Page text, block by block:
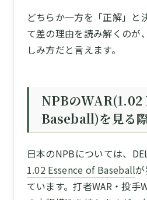
どちらか一方を「正解」と
て差の理由を読み解くのが
しみ方だと言えます。
NPBの
Baseball)を見る
日本のNPBについては、
1.02 Essence of Baseball
ています。打者WAR・投手